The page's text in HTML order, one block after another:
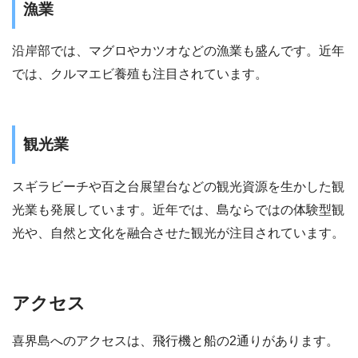
漁業
沿岸部では、マグロやカツオなどの漁業も盛んです。近年
では、クルマエビ養殖も注目されています。
観光業
スギラビーチや百之台展望台などの観光資源を生かした観
光業も発展しています。近年では、島ならではの体験型観
光や、自然と文化を融合させた観光が注目されています。
アクセス
喜界島へのアクセスは、飛行機と船の2通りがあります。